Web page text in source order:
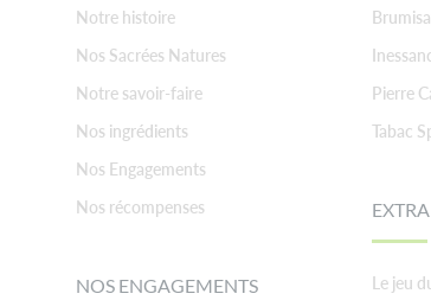
Notre histoire
Nos Sacrées Natures
Notre savoir-faire
Nos ingrédients
Nos Engagements
Nos récompenses
NOS ENGAGEMENTS
Pierre
Tabac
EXTRA
Le jeu